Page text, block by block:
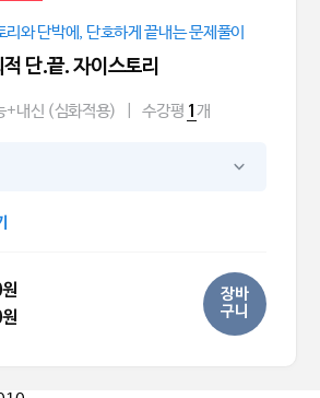
와 단박에, 단호하게 끝내는 문제풀이
단.끝. 자이스토리
+내신 (심화적용) 수강평 1 개
장바
구니